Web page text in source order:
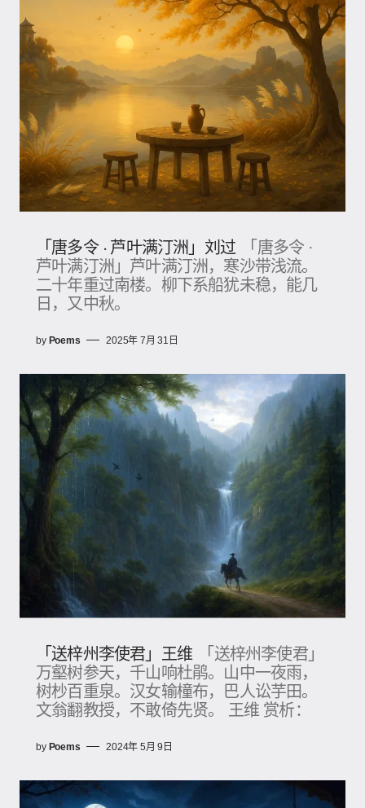
「唐多令 · 芦叶满汀洲」刘过
「唐多令 ·
芦叶满汀洲」芦叶满汀洲，寒沙带浅流。
二十年重过南楼。柳下系船犹未稳，能几
日，又中秋。
by Poems 2025年 7月 31日
「送梓州李使君」王维
「送梓州李使君」
万壑树参天，千山响杜鹃。山中一夜雨，
树杪百重泉。汉女输橦布，巴人讼芋田。
文翁翻教授，不敢倚先贤。 王维 赏析：
by Poems 2024年 5月 9日